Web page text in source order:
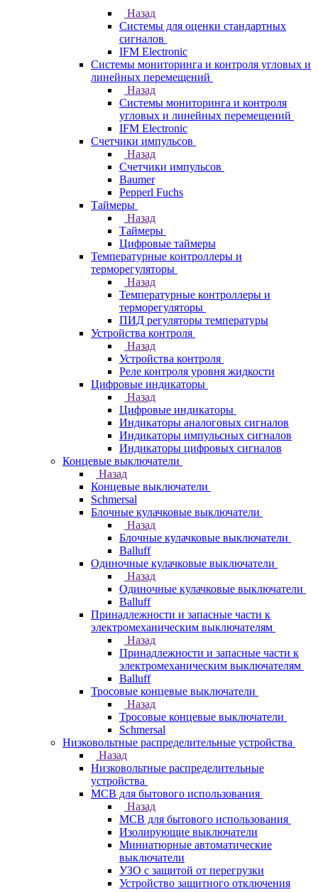
Назад
Системы для оценки стандартных
сигналов
IFM Electronic
Системы мониторинга и контроля угловых и
линейных перемещений
Назад
Системы мониторинга и контроля
угловых и линейных перемещений
IFM Electronic
Счетчики импульсов
Назад
Счетчики импульсов
Baumer
Pepperl Fuchs
Таймеры
Назад
Таймеры
Цифровые таймеры
Температурные контроллеры и
терморегуляторы
Назад
Температурные контроллеры и
терморегуляторы
ПИД регуляторы температуры
Устройства контроля
Назад
Устройства контроля
Реле контроля уровня жидкости
Цифровые индикаторы
Назад
Цифровые индикаторы
Индикаторы аналоговых сигналов
Индикаторы импульсных сигналов
Индикаторы цифровых сигналов
Концевые выключатели
Назад
Концевые выключатели
Schmersal
Блочные кулачковые выключатели
Назад
Блочные кулачковые выключатели
Balluff
Одиночные кулачковые выключатели
Назад
Одиночные кулачковые выключатели
Balluff
Принадлежности и запасные части к
электромеханическим выключателям
Назад
Принадлежности и запасные части к
электромеханическим выключателям
Balluff
Тросовые концевые выключатели
Назад
Тросовые концевые выключатели
Schmersal
Низковольтные распределительные устройства
Назад
Низковольтные распределительные
устройства
MCB для бытового использования
Назад
MCB для бытового использования
Изолирующие выключатели
Миниатюрные автоматические
выключатели
УЗО с защитой от перегрузки
Устройство защитного отключения